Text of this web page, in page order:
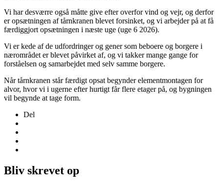
Vi har desværre også måtte give efter overfor vind og vejr, og derfor
er opsætningen af tårnkranen blevet forsinket, og vi arbejder på at få
færdiggjort opsætningen i næste uge (uge 6 2026).
Vi er kede af de udfordringer og gener som beboere og borgere i
nærområdet er blevet påvirket af, og vi takker mange gange for
forståelsen og samarbejdet med selv samme borgere.
Når tårnkranen står færdigt opsat begynder elementmontagen for
alvor, hvor vi i ugerne efter hurtigt får flere etager på, og bygningen
vil begynde at tage form.
Del
Bliv skrevet op